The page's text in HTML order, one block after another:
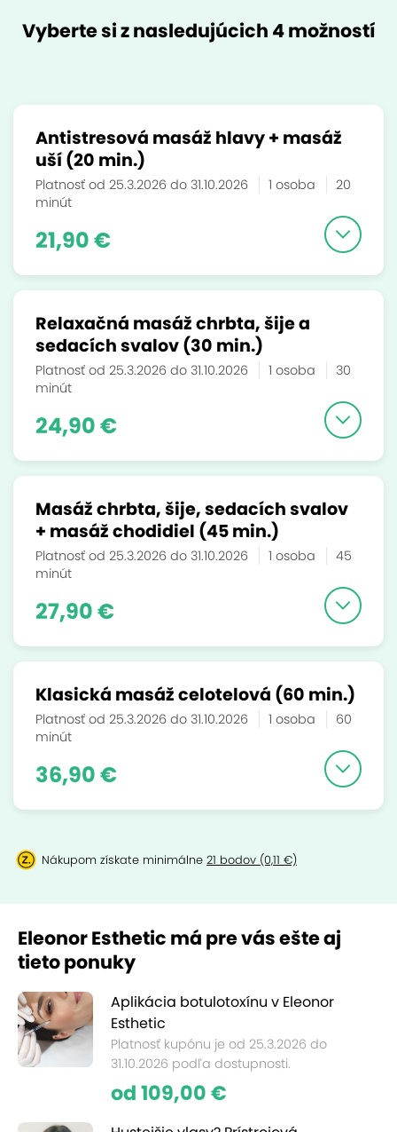
Vyberte si z nasledujúcich 4 možností
Antistresová masáž hlavy + masáž
uší (20 min.)
Platnosť od 25.3.2026 do 31.10.2026 1 osoba
20
minút
21,90 €
Relaxačná masáž chrbta, šije a
sedacích svalov (30 min.)
Platnosť od 25.3.2026 do 31.10.2026 1 osoba
30
minút
24,90 €
Masáž chrbta, šije, sedacích svalov
+ masáž chodidiel (45 min.)
Platnosť od 25.3.2026 do 31.10.2026 1 osoba
45
minút
27,90 €
Klasická masáž celotelová (60 min.)
Platnosť od 25.3.2026 do 31.10.2026 1 osoba
60
minút
36,90 €
Nákupom získate minimálne 21 bodov (0,11 €)
Eleonor Esthetic má pre vás ešte aj
tieto ponuky
Aplikácia botulotoxínu v Eleonor
Esthetic
Platnosť kupónu je od 25.3.2026 do
31.10.2026 podľa dostupnosti.
od 109,00 €